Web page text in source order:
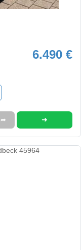
6.490 €
➦ ➜